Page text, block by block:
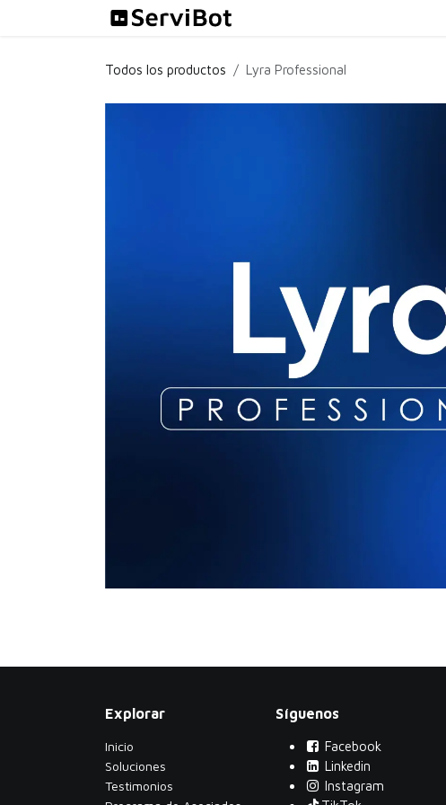
Todos los productos Lyra Professional
Explorar
Inicio
Soluciones
Testimonios
Síguenos
Facebook
Linkedin
Instagram